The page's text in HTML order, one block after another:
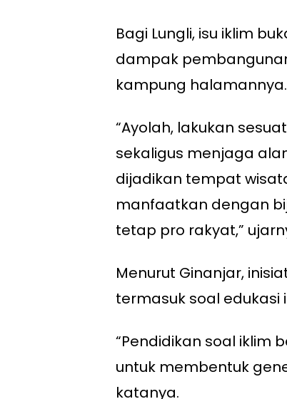
Bagi Lungli, isu iklim
dampak
kampung halamannya.
“Ayolah, lakukan
sekaligus menjaga
dijadikan tempat
manfaatkan dengan
tetap pro rakyat,”
Menurut Ginanjar,
termasuk soal edukasi
“Pendidikan soal iklim
untuk membentuk
katanya.